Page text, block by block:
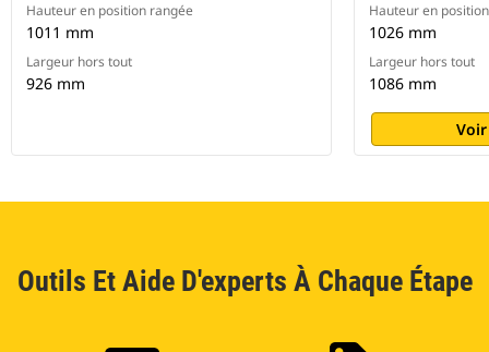
Hauteur en position rangée
1011 mm
Largeur hors tout
926 mm
Hauteur en
1026 mm
Largeur hors tout
1086 mm
Outils Et Aide D'experts À Chaque Étape